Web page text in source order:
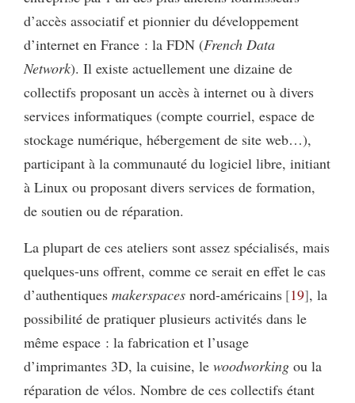
d’accès associatif et pionnier du développement
d’internet en France : la FDN (French Data
Network). Il existe actuellement une dizaine de
collectifs proposant un accès à internet ou à divers
services informatiques (compte courriel, espace de
stockage numérique, hébergement de site web…),
participant à la communauté du logiciel libre, initiant
à Linux ou proposant divers services de formation,
de soutien ou de réparation.
La plupart de ces ateliers sont assez spécialisés, mais
quelques-uns offrent, comme ce serait en effet le cas
d’authentiques makerspaces nord-américains 19 , la
possibilité de pratiquer plusieurs activités dans le
même espace : la fabrication et l’usage
d’imprimantes 3D, la cuisine, le woodworking ou la
réparation de vélos. Nombre de ces collectifs étant